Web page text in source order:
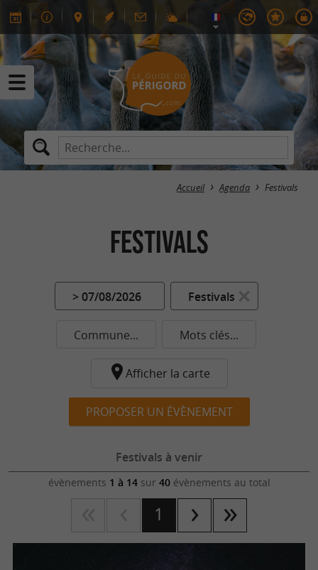
Accueil Agenda Festivals
Festivals
> 07/08/2026 Festivals
Commune... Mots clés...
Afficher la carte
PROPOSER UN ÉVÈNEMENT
Festivals à venir
évènements 1 à 14sur 40évènements au total
1